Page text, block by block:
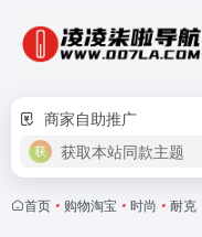
商家自助推广
获取本站同款主题
首页 • 购物淘宝 • 时尚 • 耐克